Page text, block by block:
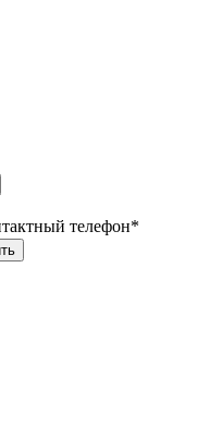
телефон*